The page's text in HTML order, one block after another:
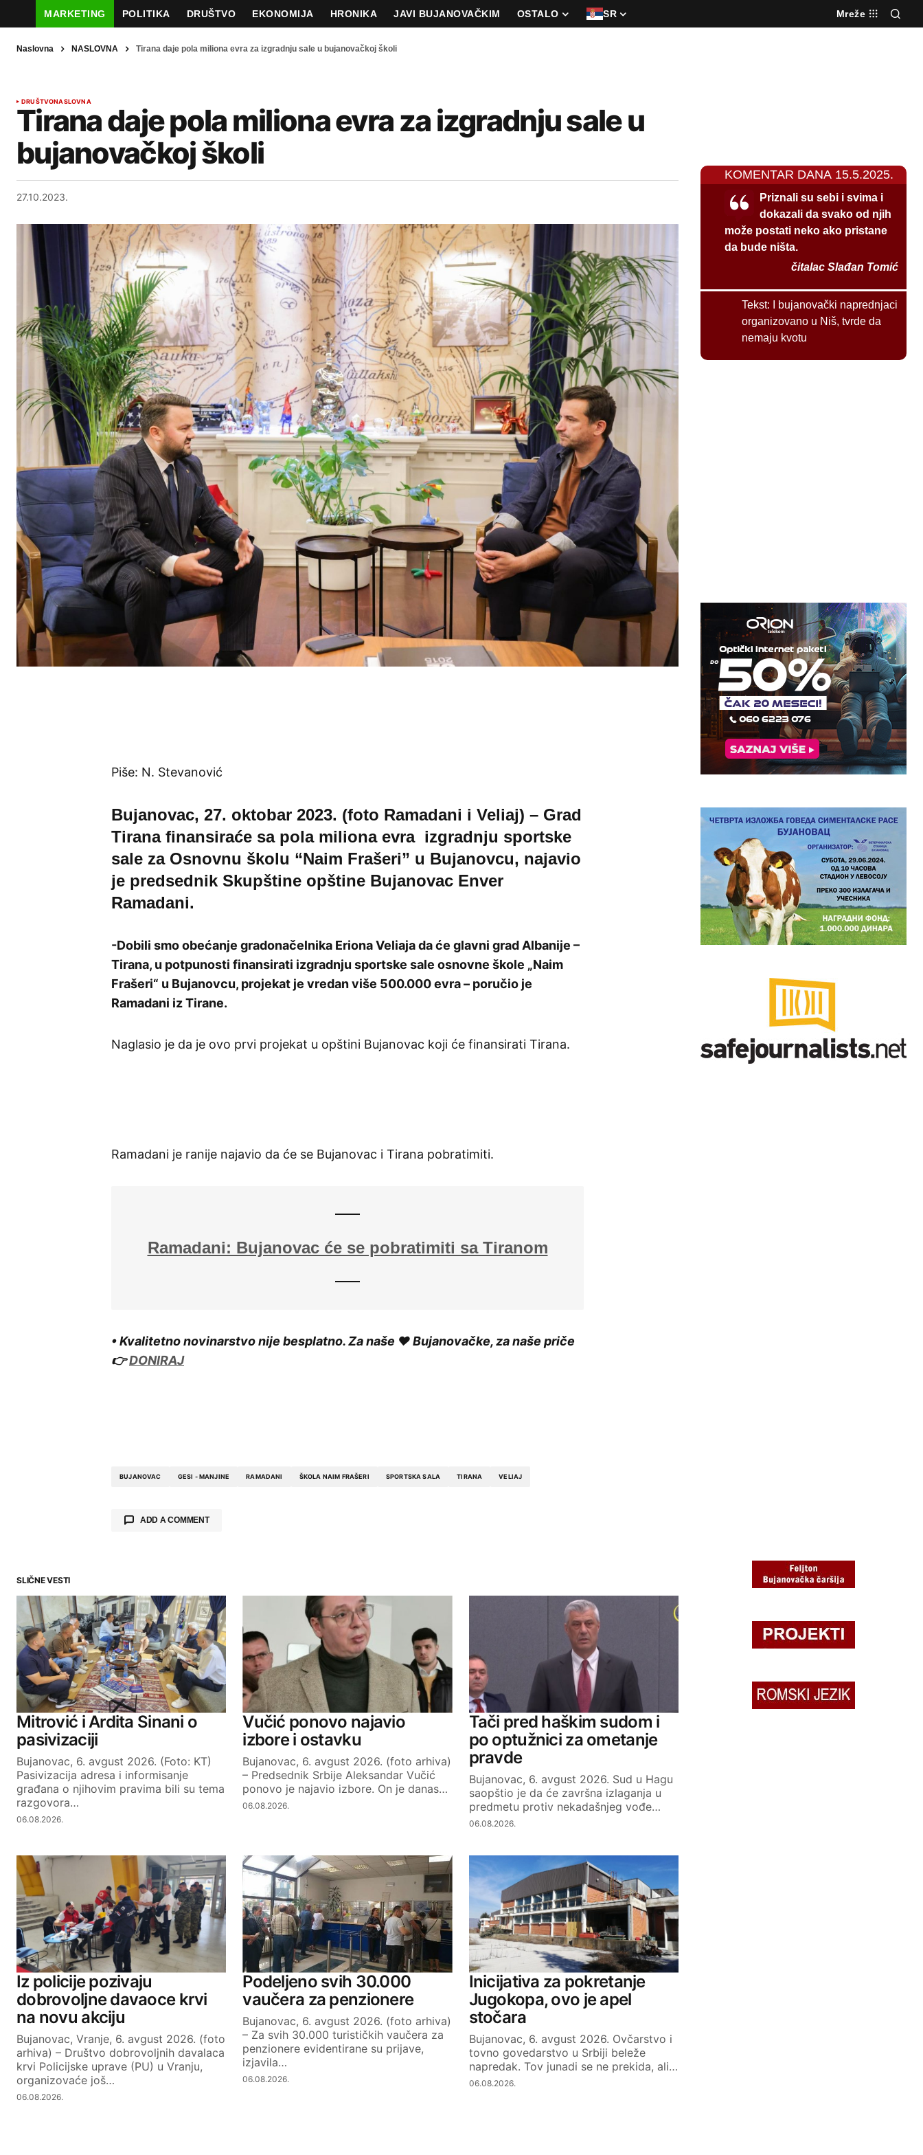
MARKETING POLITIKA DRUŠTVO EKONOMIJA HRONIKA JAVI BUJANOVAČKIM OSTALO SR Mreže
Naslovna NASLOVNA Tirana daje pola miliona evra za izgradnju sale u bujanovačkoj školi
DRUŠTVONASLOVNA
Tirana daje pola miliona evra za izgradnju sale u
bujanovačkoj školi
27.10.2023.
Piše: N. Stevanović
Bujanovac, 27. oktobar 2023. (foto Ramadani i Veliaj) – Grad
Tirana finansiraće sa pola miliona evra izgradnju sportske
sale za Osnovnu školu “Naim Frašeri” u Bujanovcu, najavio
je predsednik Skupštine opštine Bujanovac Enver
Ramadani.
-Dobili smo obećanje gradonačelnika Eriona Veliaja da će glavni grad Albanije –
Tirana, u potpunosti finansirati izgradnju sportske sale osnovne škole „Naim
Frašeri“ u Bujanovcu, projekat je vredan više 500.000 evra – poručio je
Ramadani iz Tirane.
Naglasio je da je ovo prvi projekat u opštini Bujanovac koji će finansirati Tirana.
Ramadani je ranije najavio da će se Bujanovac i Tirana pobratimiti.
Ramadani: Bujanovac će se pobratimiti sa Tiranom
• Kvalitetno novinarstvo nije besplatno. Za naše ❤️ Bujanovačke, za naše priče
👉DONIRAJ
BUJANOVAC GESI - MANJINE RAMADANI ŠKOLA NAIM FRAŠERI SPORTSKA SALA TIRANA VELIAJ
ADD A COMMENT
Comment*
Your Name Your E-mail
SUBMIT COMMENT
SLIČNE VESTI
Mitrović i Ardita Sinani o
pasivizaciji
Bujanovac, 6. avgust 2026. (Foto: KT)
Pasivizacija adresa i informisanje
građana o njihovim pravima bili su tema
razgovora…
06.08.2026.
Vučić ponovo najavio
izbore i ostavku
Bujanovac, 6. avgust 2026. (foto arhiva)
– Predsednik Srbije Aleksandar Vučić
ponovo je najavio izbore. On je danas…
06.08.2026.
Tači pred haškim sudom i
po optužnici za ometanje
pravde
Bujanovac, 6. avgust 2026. Sud u Hagu
saopštio je da će završna izlaganja u
predmetu protiv nekadašnjeg vođe…
06.08.2026.
Iz policije pozivaju
dobrovoljne davaoce krvi
na novu akciju
Bujanovac, Vranje, 6. avgust 2026. (foto
arhiva) – Društvo dobrovoljnih davalaca
krvi Policijske uprave (PU) u Vranju,
organizovaće još…
06.08.2026.
Podeljeno svih 30.000
vaučera za penzionere
Bujanovac, 6. avgust 2026. (foto arhiva)
– Za svih 30.000 turističkih vaučera za
penzionere evidentirane su prijave,
izjavila…
06.08.2026.
Inicijativa za pokretanje
Jugokopa, ovo je apel
stočara
Bujanovac, 6. avgust 2026. Ovčarstvo i
tovno govedarstvo u Srbiji beleže
napredak. Tov junadi se ne prekida, ali…
06.08.2026.
KOMENTAR DANA 15.5.2025.
Priznali su sebi i svima i
dokazali da svako od njih
može postati neko ako pristane
da bude ništa.
čitalac Slađan Tomić
Tekst:
I bujanovački naprednjaci
organizovano u Niš, tvrde da
nemaju kvotu